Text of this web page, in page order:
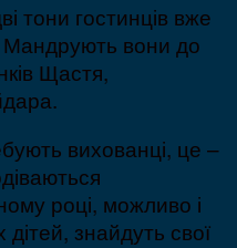
тони гостинців вже
Мандрують вони до
Щастя,
вихованці, це –
році, можливо і
знайдуть свої